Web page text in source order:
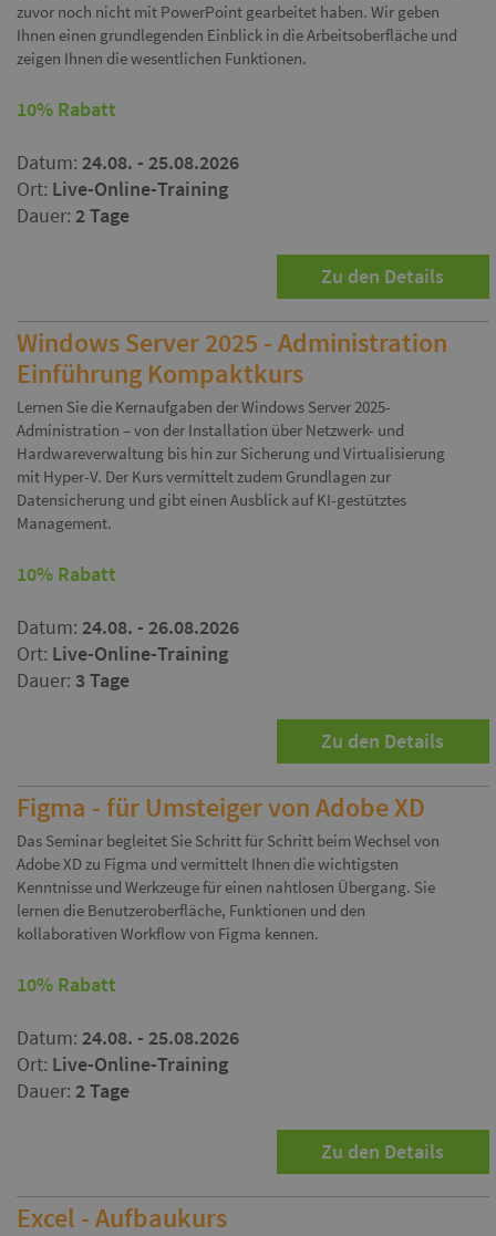
zuvor noch nicht mit PowerPoint gearbeitet haben. Wir geben
Ihnen einen grundlegenden Einblick in die Arbeitsoberfläche und
zeigen Ihnen die wesentlichen Funktionen.
10% Rabatt
Datum: 24.08. - 25.08.2026
Ort: Live-Online-Training
Dauer: 2 Tage
Zu den Details
Windows Server 2025 - Administration
Einführung Kompaktkurs
Lernen Sie die Kernaufgaben der Windows Server 2025-
Administration – von der Installation über Netzwerk- und
Hardwareverwaltung bis hin zur Sicherung und Virtualisierung
mit Hyper-V. Der Kurs vermittelt zudem Grundlagen zur
Datensicherung und gibt einen Ausblick auf KI-gestütztes
Management.
10% Rabatt
Datum: 24.08. - 26.08.2026
Ort: Live-Online-Training
Dauer: 3 Tage
Zu den Details
Figma - für Umsteiger von Adobe XD
Das Seminar begleitet Sie Schritt für Schritt beim Wechsel von
Adobe XD zu Figma und vermittelt Ihnen die wichtigsten
Kenntnisse und Werkzeuge für einen nahtlosen Übergang. Sie
lernen die Benutzeroberfläche, Funktionen und den
kollaborativen Workflow von Figma kennen.
10% Rabatt
Datum: 24.08. - 25.08.2026
Ort: Live-Online-Training
Dauer: 2 Tage
Zu den Details
Excel - Aufbaukurs